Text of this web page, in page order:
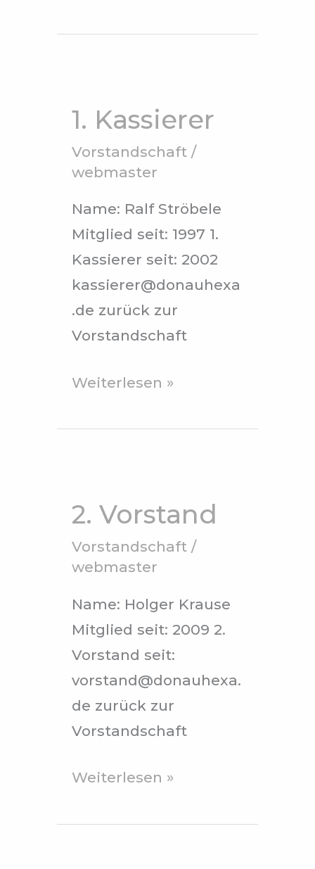
1. Kassierer
Vorstandschaft/
webmaster
Name: Ralf Ströbele
Mitglied seit: 1997 1.
Kassierer seit: 2002
kassierer@donauhexa
.de zurück zur
Vorstandschaft
Weiterlesen »
2. Vorstand
Vorstandschaft/
webmaster
Name: Holger Krause
Mitglied seit: 2009 2.
Vorstand seit:
vorstand@donauhexa.
de zurück zur
Vorstandschaft
Weiterlesen »